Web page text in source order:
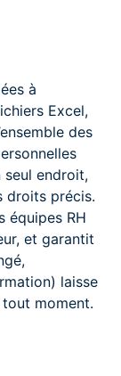
à
Excel,
des
seul endroit,
droits précis.
équipes RH
et garantit
laisse
moment.